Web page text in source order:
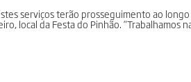
serviços terão prosseguimento ao
local da Festa do Pinhão. “Trabalhamos